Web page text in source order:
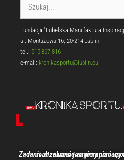
Fundacja "Lubelska Manufaktura
ul. Montażowa 16, 20-214 Lublin
tel.: 515 867 816
e-mail: kronikasportu@lublin.eu
Zadanie w zakresie wspierania i upowszechniania kultury